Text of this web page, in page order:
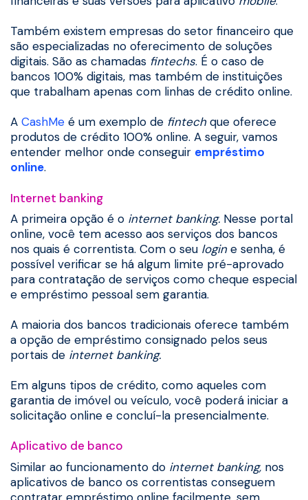
Também existem empresas do setor financeiro que
são especializadas no oferecimento de soluções
digitais. São as chamadas fintechs. É o caso de
bancos 100% digitais, mas também de instituições
que trabalham apenas com linhas de crédito online.
A CashMe é um exemplo de fintechque oferece
produtos de crédito 100% online. A seguir, vamos
entender melhor onde conseguir empréstimo
online.
Internet banking
A primeira opção é o internet banking. Nesse portal
online, você tem acesso aos serviços dos bancos
nos quais é correntista. Com o seu logine senha, é
possível verificar se há algum limite pré-aprovado
para contratação de serviços como cheque especial
e empréstimo pessoal sem garantia.
A maioria dos bancos tradicionais oferece também
a opção de empréstimo consignado pelos seus
portais de internet banking.
Em alguns tipos de crédito, como aqueles com
garantia de imóvel ou veículo, você poderá iniciar a
solicitação online e concluí-la presencialmente.
Aplicativo de banco
Similar ao funcionamento do internet banking, nos
aplicativos de banco os correntistas conseguem